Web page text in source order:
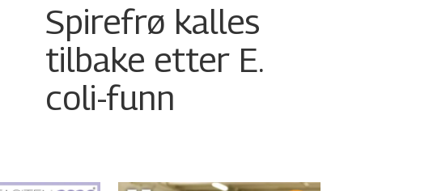
Spirefrø kalles
tilbake etter E.
coli-funn